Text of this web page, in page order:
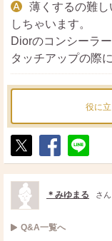
薄くするの難
しちゃいます。
Diorのコンシーラ
タッチアップの際
役に立
ポ
ス
ト
シ
ェ
送
る
＊みゆまる さん
Q&A一覧へ